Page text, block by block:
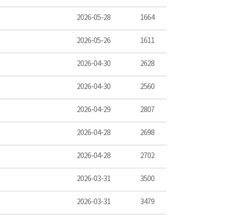
2026-05-28 1664
2026-05-26 1611
2026-04-30 2628
2026-04-30 2560
2026-04-29 2807
2026-04-28 2698
2026-04-28 2702
2026-03-31 3500
2026-03-31 3479